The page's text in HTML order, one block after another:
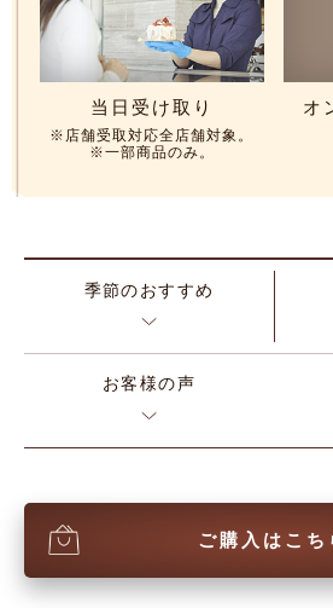
当日受け取り
※店舗受取対応全店舗対象。
※一部商品のみ。
オ
季節のおすすめ
お客様の声
ご購入はこち